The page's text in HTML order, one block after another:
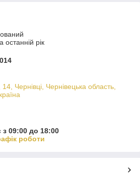
останній рік
Чернівці, Чернівецька область,
09:00 до 18:00
роботи